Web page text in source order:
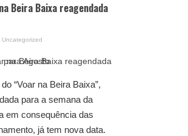
Beira Baixa reagendada
Uncategorized
“Voar na Beira Baixa”,
para a semana da
em consequência das
já tem nova data.